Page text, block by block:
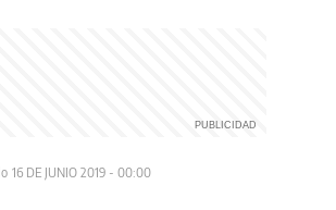
16 DE JUNIO 2019 - 00:00